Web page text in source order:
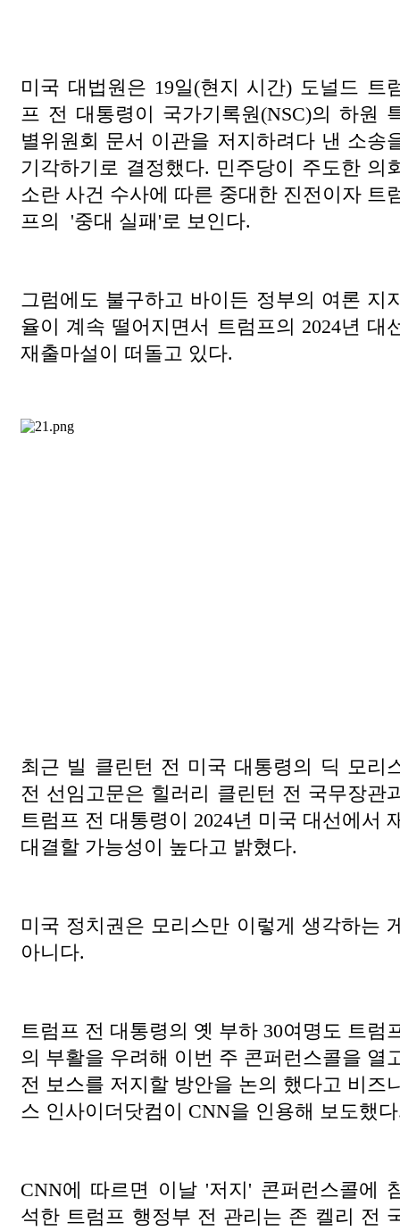
미국 대법원은 19일(현지 시간) 도널드 트
프 전 대통령이 국가기록원(NSC)의 하원
별위원회 문서 이관을 저지하려다 낸 소송
기각하기로 결정했다. 민주당이 주도한 의
소란 사건 수사에 따른 중대한 진전이자 트
프의 '중대 실패'로 보인다.
그럼에도 불구하고 바이든 정부의 여론 지
율이 계속 떨어지면서 트럼프의 2024년 대
재출마설이 떠돌고 있다.
최근 빌 클린턴 전 미국 대통령의 딕 모리
전 선임고문은 힐러리 클린턴 전 국무장관
트럼프 전 대통령이 2024년 미국 대선에서
대결할 가능성이 높다고 밝혔다.
미국 정치권은 모리스만 이렇게 생각하는
아니다.
트럼프 전 대통령의 옛 부하 30여명도 트럼
의 부활을 우려해 이번 주 콘퍼런스콜을 열
전 보스를 저지할 방안을 논의 했다고 비즈
스 인사이더닷컴이 CNN을 인용해 보도했
CNN에 따르면 이날 '저지' 콘퍼런스콜에
석한 트럼프 행정부 전 관리는 존 켈리 전